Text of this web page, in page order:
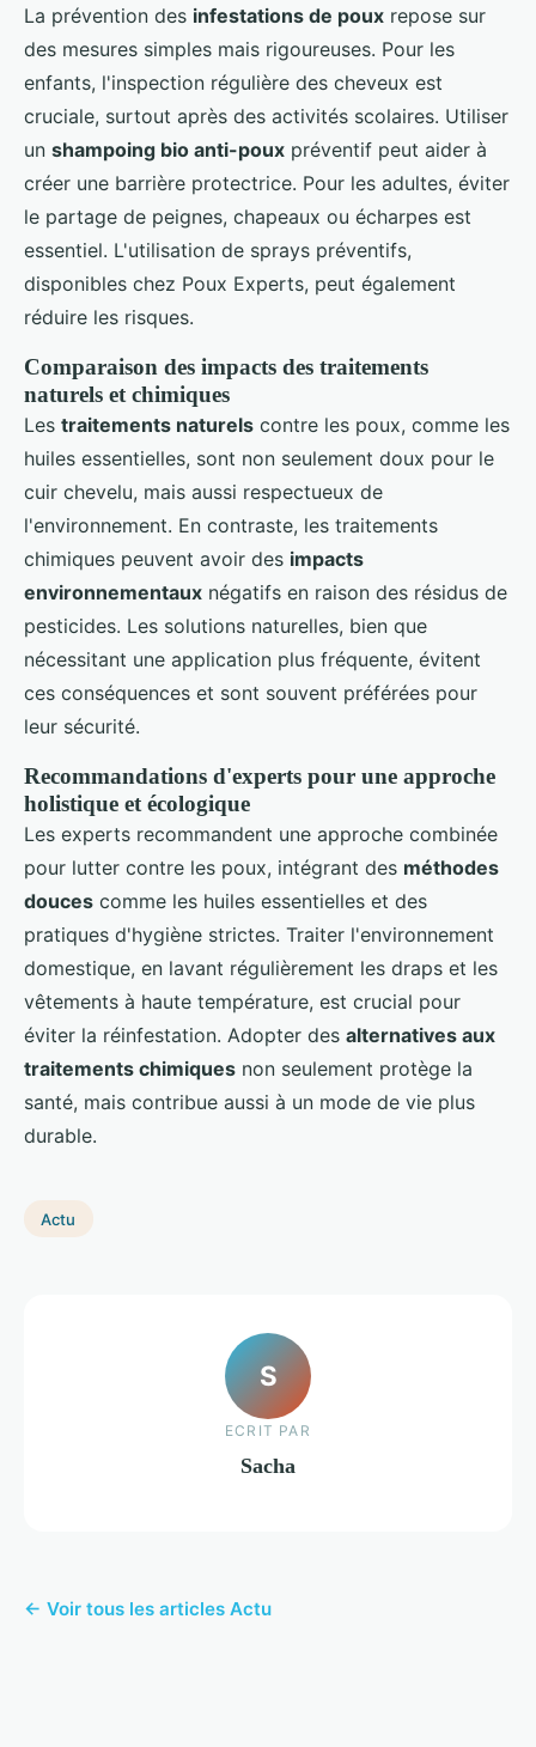
La prévention des infestations de poux repose sur
des mesures simples mais rigoureuses. Pour les
enfants, l'inspection régulière des cheveux est
cruciale, surtout après des activités scolaires. Utiliser
un shampoing bio anti-poux préventif peut aider à
créer une barrière protectrice. Pour les adultes, éviter
le partage de peignes, chapeaux ou écharpes est
essentiel. L'utilisation de sprays préventifs,
disponibles chez Poux Experts, peut également
réduire les risques.
Comparaison des impacts des traitements
naturels et chimiques
Les traitements naturels contre les poux, comme les
huiles essentielles, sont non seulement doux pour le
cuir chevelu, mais aussi respectueux de
l'environnement. En contraste, les traitements
chimiques peuvent avoir des impacts
environnementaux négatifs en raison des résidus de
pesticides. Les solutions naturelles, bien que
nécessitant une application plus fréquente, évitent
ces conséquences et sont souvent préférées pour
leur sécurité.
Recommandations d'experts pour une approche
holistique et écologique
Les experts recommandent une approche combinée
pour lutter contre les poux, intégrant des méthodes
douces comme les huiles essentielles et des
pratiques d'hygiène strictes. Traiter l'environnement
domestique, en lavant régulièrement les draps et les
vêtements à haute température, est crucial pour
éviter la réinfestation. Adopter des alternatives aux
traitements chimiques non seulement protège la
santé, mais contribue aussi à un mode de vie plus
durable.
Actu
S
ECRIT PAR
Sacha
← Voir tous les articles Actu